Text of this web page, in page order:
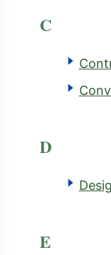
C
D
E